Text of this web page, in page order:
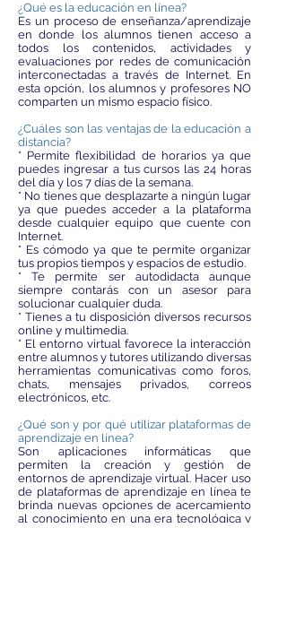
¿Qué es la educación en línea?
Es un proceso de enseñanza/aprendizaje
en donde los alumnos tienen acceso a
todos los contenidos, actividades y
evaluaciones por redes de comunicación
interconectadas a través de Internet. En
esta opción, los alumnos y profesores NO
comparten un mismo espacio físico.
¿Cuáles son las ventajas de la educación a
distancia?
* Permite flexibilidad de horarios ya que
puedes ingresar a tus cursos las 24 horas
del día y los 7 días de la semana.
* No tienes que desplazarte a ningún lugar
ya que puedes acceder a la plataforma
desde cualquier equipo que cuente con
Internet.
* Es cómodo ya que te permite organizar
tus propios tiempos y espacios de estudio.
* Te permite ser autodidacta aunque
siempre contarás con un asesor para
solucionar cualquier duda.
* Tienes a tu disposición diversos recursos
online y multimedia.
* El entorno virtual favorece la interacción
entre alumnos y tutores utilizando diversas
herramientas comunicativas como foros,
chats, mensajes privados, correos
electrónicos, etc.
¿Qué son y por qué utilizar plataformas de
aprendizaje en línea?
Son aplicaciones informáticas que
permiten la creación y gestión de
entornos de aprendizaje virtual. Hacer uso
de plataformas de aprendizaje en línea te
brinda nuevas opciones de acercamiento
al conocimiento en una era tecnológica y